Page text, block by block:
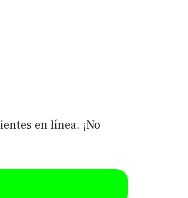
en línea. ¡No